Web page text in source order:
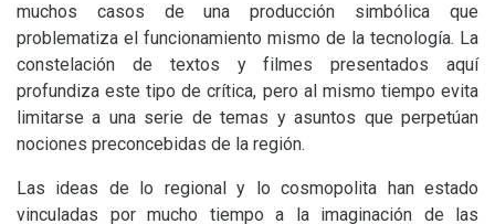
muchos casos de una producción simbólica que
problematiza el funcionamiento mismo de la tecnología. La
constelación de textos y filmes presentados aquí
profundiza este tipo de crítica, pero al mismo tiempo evita
limitarse a una serie de temas y asuntos que perpetúan
nociones preconcebidas de la región.
Las ideas de lo regional y lo cosmopolita han estado
vinculadas por mucho tiempo a la imaginación de las